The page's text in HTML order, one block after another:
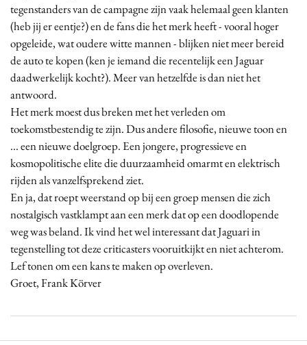
tegenstanders van de campagne zijn vaak helemaal geen klanten
(heb jij er eentje?) en de fans die het merk heeft - vooral hoger
opgeleide, wat oudere witte mannen - blijken niet meer bereid
de auto te kopen (ken je iemand die recentelijk een Jaguar
daadwerkelijk kocht?). Meer van hetzelfde is dan niet het
antwoord.
Het merk moest dus breken met het verleden om
toekomstbestendig te zijn. Dus andere filosofie, nieuwe toon en
... een nieuwe doelgroep. Een jongere, progressieve en
kosmopolitische elite die duurzaamheid omarmt en elektrisch
rijden als vanzelfsprekend ziet.
En ja, dat roept weerstand op bij een groep mensen die zich
nostalgisch vastklampt aan een merk dat op een doodlopende
weg was beland. Ik vind het wel interessant dat Jaguari in
tegenstelling tot deze criticasters vooruitkijkt en niet achterom.
Lef tonen om een kans te maken op overleven.
Groet, Frank Körver